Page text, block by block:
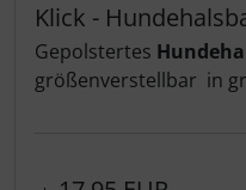
Klick -
Gepolstertes
größenverstellbar in